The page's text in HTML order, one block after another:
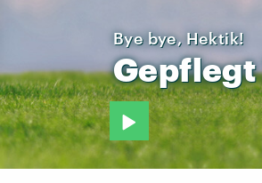
Bye bye, Hektik!
Gepflegt